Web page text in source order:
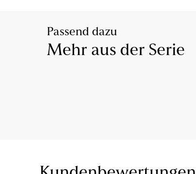
Passend dazu
Mehr aus der Serie